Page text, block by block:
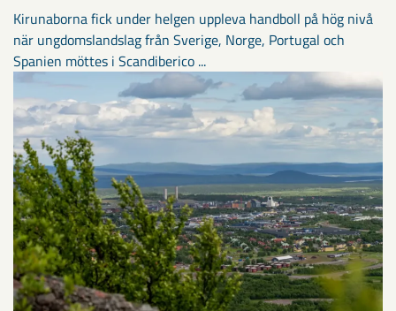
Kirunaborna fick under helgen uppleva handboll på hög nivå
när ungdomslandslag från Sverige, Norge, Portugal och
Spanien möttes i Scandiberico ...